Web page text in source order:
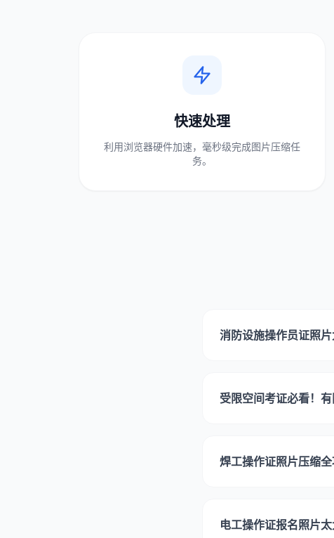
快速处理
利用浏览器硬件加速，毫秒级完成图片压缩任
务。
消防设施操作员证照
受限空间考证必看！
焊工操作证照片压缩
电工操作证报名照片